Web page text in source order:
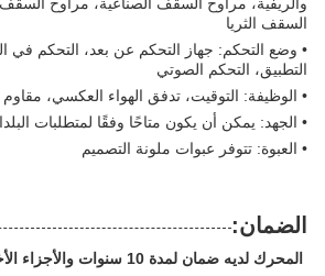
والريفية، مراوح السقف الصناعية، مراوح
السقف الثريا
• وضع التحكم: جهاز التحكم عن بعد، التحكم في
التطبيق، التحكم الصوتي
• الوظيفة: التوقيت، تدفق الهواء العكسي، مقاوم
• الجهد: يمكن أن يكون متاحًا وفقًا لمتطلبات
• العبوة: تتوفر عبوات ملونة التصميم
الضمان:
المحرك لديه ضمان لمدة 10 سنوات والأجزاء الأخرى لديها سنتان